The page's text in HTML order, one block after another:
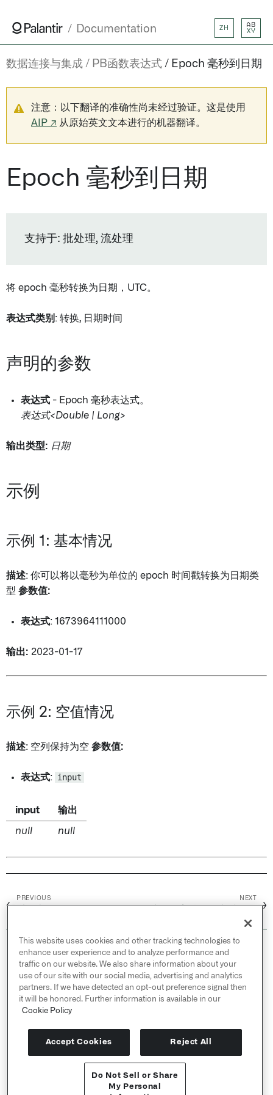
Documentation ZH
AB
XY
数据连接与集成 PB函数表达式 Epoch 毫秒到日期
注意：以下翻译的准确性尚未经过验证。这是使用
AIP ↗ 从原始英文文本进行的机器翻译。
Epoch 毫秒到日期
支持于: 批处理, 流处理
将 epoch 毫秒转换为日期，UTC。
表达式类别 : 转换, 日期时间
声明的参数
表达式 - Epoch 毫秒表达式。
表达式<Double | Long>
输出类型: 日期
示例
示例 1: 基本情况
描述: 你可以将以毫秒为单位的 epoch 时间戳转换为日期类
型 参数值:
表达式: 1673964111000
输出: 2023-01-17
示例 2: 空值情况
描述: 空列保持为空 参数值:
表达式: input
input 输出
null null
←
PREVIOUS NEXT
→
© 2026 Palantir Technologies Inc. All rights
reserved.
Cookies Statement ↗
Privacy Statement ↗
Terms of Use ↗
Do Not Sell or Share My Personal Information
This website uses cookies and other tracking technologies to
enhance user experience and to analyze performance and
traffic on our website. We also share information about your
use of our site with our social media, advertising and analytics
partners. If we have detected an opt-out preference signal then
it will be honored. Further information is available in our
Cookie Policy
Accept Cookies Reject All
Do Not Sell or Share
My Personal